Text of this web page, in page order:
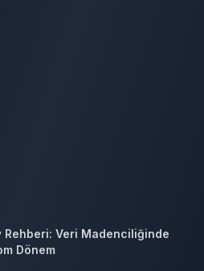
Rehberi: Veri Madenciliğinde
Dönem